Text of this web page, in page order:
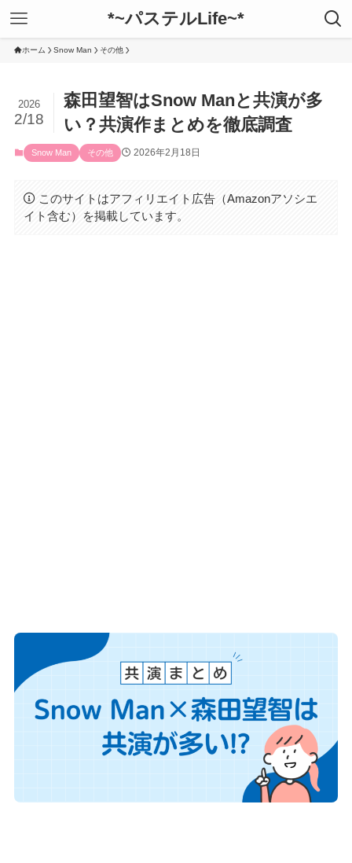
*~パステルLife~*
ホーム Snow Man その他
森田望智はSnow Manと共演が多
い？共演作まとめを徹底調査
2026
2/18
Snow Man その他 2026年2月18日
このサイトはアフィリエイト広告（Amazonアソシエ
イト含む）を掲載しています。